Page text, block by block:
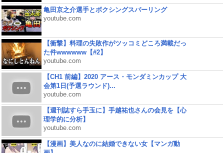
亀田京之介選手とボクシングスパーリング
youtube.com
【衝撃】料理の失敗作がツッコミどころ満載だっ
た件wwwwww【#2】
youtube.com
【CH1 前編】2020 アース・モンダミンカップ 大
会第1日(予選ラウンド)...
youtube.com
【週刊誌すら手玉に】手越祐也さんの会見を【心
理学的に分析】
youtube.com
【漫画】美人なのに結婚できない女【マンガ動